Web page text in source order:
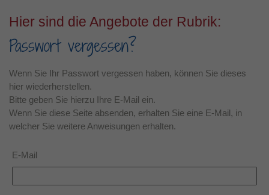
Hier sind die Angebote der Rubrik:
Passwort vergessen?
Wenn Sie Ihr Passwort vergessen haben, können Sie dieses
hier wiederherstellen.
Bitte geben Sie hierzu Ihre E-Mail ein.
Wenn Sie diese Seite absenden, erhalten Sie eine E-Mail, in
welcher Sie weitere Anweisungen erhalten.
E-Mail